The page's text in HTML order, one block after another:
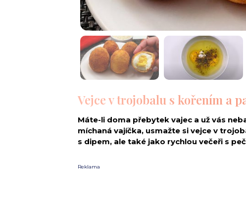
Vejce v trojobalu s kořením a
Máte-li doma přebytek vajec a už vás
míchaná vajíčka, usmažte si vejce v
s dipem, ale také jako rychlou večeři s
Reklama